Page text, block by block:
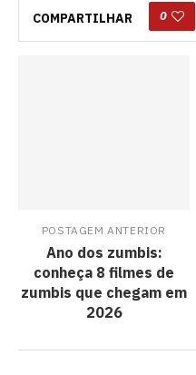
COMPARTILHAR 0
POSTAGEM ANTERIOR
Ano dos zumbis:
conheça 8 filmes de
zumbis que chegam em
2026